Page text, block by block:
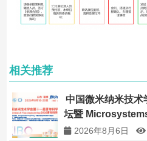
相关推荐
中国微米纳米技
坛暨
2026年8月6日